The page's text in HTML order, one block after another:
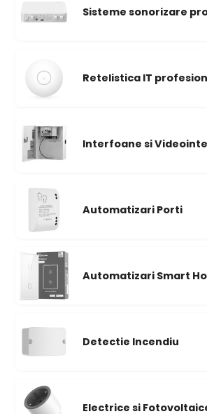
Sisteme sonorizare
Retelistica IT
Interfoane si
Automatizari Porti
Automatizari Smart
Detectie Incendiu
Electrice si